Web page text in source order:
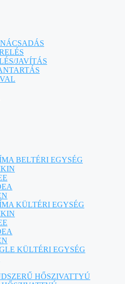
JAVÍTÁS
BELTÉRI EGYSÉG
KÜLTÉRI EGYSÉG
KÜLTÉRI EGYSÉG
HŐSZIVATTYÚ